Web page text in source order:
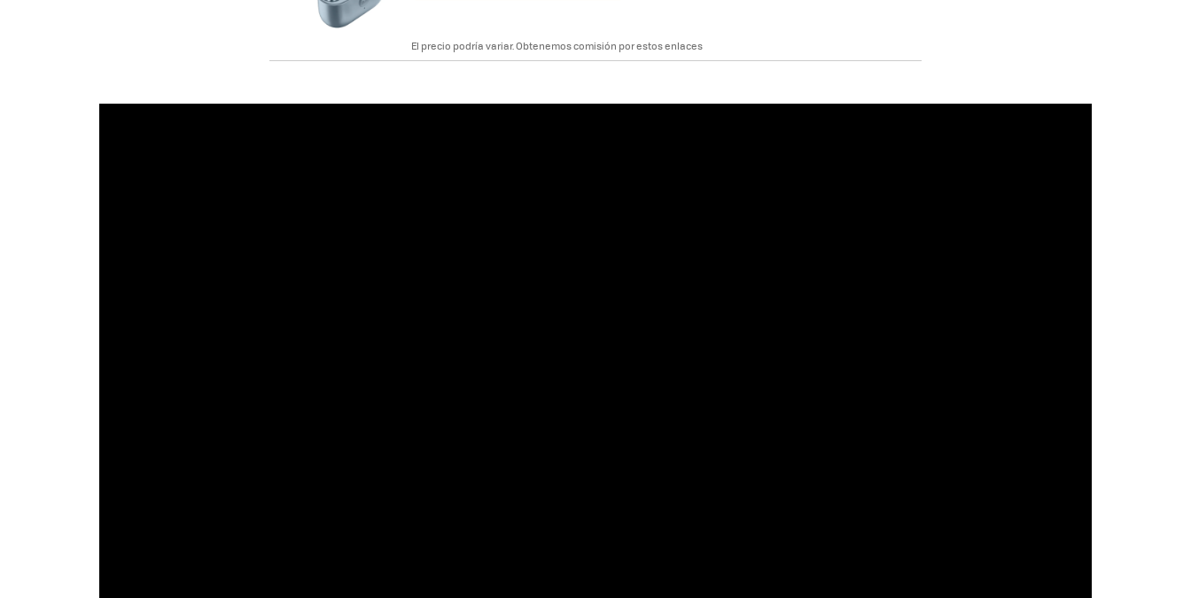
El precio podría variar. Obtenemos comisión por estos enlaces